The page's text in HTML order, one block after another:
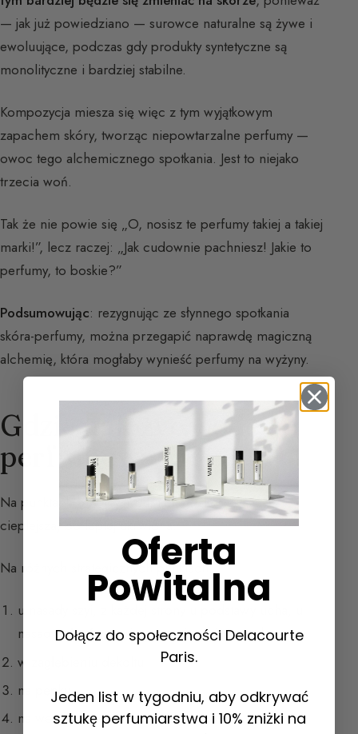
— jak już powiedziano — surowce naturalne są żywe i
ewoluujące, podczas gdy produkty syntetyczne są
monolityczne i bardziej stabilne.
Kompozycja miesza się więc z tym wyjątkowym
zapachem skóry, tworząc niepowtarzalne perfumy —
owoc tego alchemicznego spotkania. Jest to niejako
trzecia woń.
Tak że nie powie się „O, nosisz te perfumy takiej a takiej
marki!”, lecz raczej: „Jak cudownie pachniesz! Jakie to
perfumy, to boskie?”
Podsumowując: rezygnując ze słynnego spotkania
skóra-perfumy, można przegapić naprawdę magiczną
alchemię, która mogłaby wynieść perfumy na wyżyny.
Gdzie nałożyć wodę
perfumowaną?
Na punktach pulsacyjnych, tam gdzie skóra jest
cieplejsza, bo lepiej ukrwiona.
Na różnych strategicznych punktach:
u nasady szyi, z każdej strony u podstawy ucha, u
nasady włosów, a nie bezpośrednio za uchem
w zagłębieniu dekoltu
na pępku
na wewnętrznej stronie nadgarstków
Oferta
Powitalna
Dołącz do społeczności Delacourte
Paris.
Jeden list w tygodniu, aby odkrywać
sztukę perfumiarstwa i 10% zniżki na